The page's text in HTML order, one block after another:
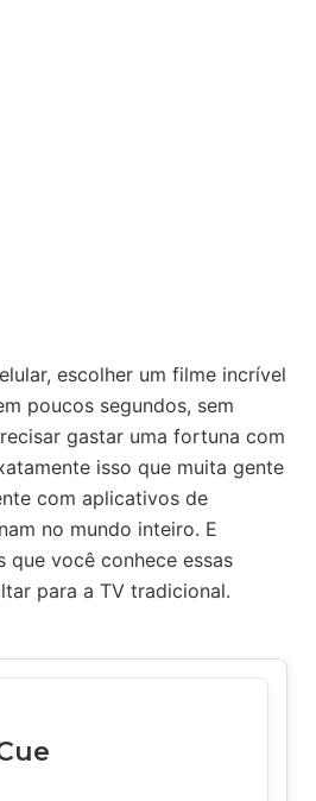
escolher um filme incrível
poucos segundos, sem
gastar uma fortuna com
isso que muita gente
com aplicativos de
no mundo inteiro. E
que você conhece essas
para a TV tradicional.